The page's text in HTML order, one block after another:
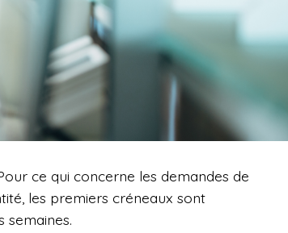
ce qui concerne les demandes de
les premiers créneaux sont
semaines.